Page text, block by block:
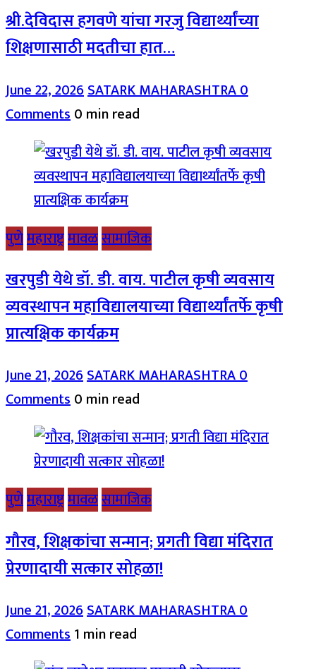
श्री.देविदास हगवणे यांचा गरजु विद्यार्थ्यांच्या
शिक्षणासाठी मदतीचा हात…
June 22, 2026SATARK MAHARASHTRA0
Comments0 min read
पुणेमहाराष्ट्रमावळसामाजिक
खरपुडी येथे डॉ. डी. वाय. पाटील कृषी व्यवसाय
व्यवस्थापन महाविद्यालयाच्या विद्यार्थ्यांतर्फे कृषी
प्रात्यक्षिक कार्यक्रम
June 21, 2026SATARK MAHARASHTRA0
Comments0 min read
पुणेमहाराष्ट्रमावळसामाजिक
गौरव, शिक्षकांचा सन्मान; प्रगती विद्या मंदिरात
प्रेरणादायी सत्कार सोहळा!
June 21, 2026SATARK MAHARASHTRA0
Comments1 min read